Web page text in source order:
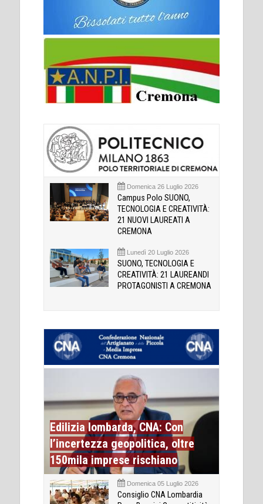
Domenica 26 Luglio 2026
Campus Polo SUONO,
TECNOLOGIA E CREATIVITÀ:
21 NUOVI LAUREATI A
CREMONA
Lunedì 20 Luglio 2026
SUONO, TECNOLOGIA E
CREATIVITÀ: 21 LAUREANDI
PROTAGONISTI A CREMONA
Edilizia lombarda, CNA: Con
l’incertezza geopolitica, oltre
150mila imprese rischiano
Domenica 05 Luglio 2026
Consiglio CNA Lombardia